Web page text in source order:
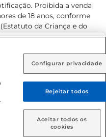
como deseja receber
Retire em Loja
Proibida a venda
de 18 anos, conforme
da Criança e do
exclusivos para o
on-line é de R$
os direitos
Configurar privacidade
Rejeitar todos
Aceitar todos os
cookies